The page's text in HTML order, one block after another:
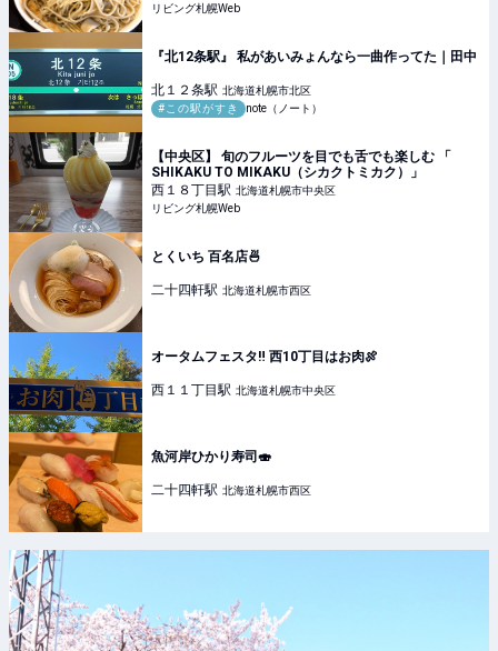
リビング札幌Web
『北12条駅』 私があいみょんなら一曲作ってた｜田中
北１２条駅 北海道札幌市北区
#この駅がすき
note（ノート）
【中央区】 旬のフルーツを目でも舌でも楽しむ 「
SHIKAKU TO MIKAKU（シカクトミカク）」
西１８丁目駅 北海道札幌市中央区
リビング札幌Web
とくいち 百名店🍜
二十四軒駅 北海道札幌市西区
オータムフェスタ‼️ 西10丁目はお肉🍖
西１１丁目駅 北海道札幌市中央区
魚河岸ひかり寿司🍣
二十四軒駅 北海道札幌市西区